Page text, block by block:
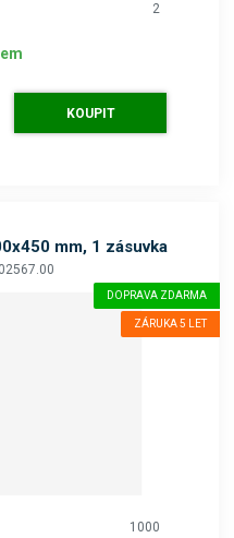
2
KOUPIT
mm, 1 zásuvka
DOPRAVA ZDARMA
ZÁRUKA 5 LET
1000